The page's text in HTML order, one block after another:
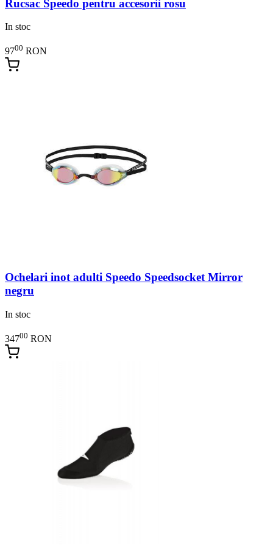
Rucsac Speedo pentru accesorii rosu
In stoc
9700 RON
Ochelari inot adulti Speedo Speedsocket Mirror
negru
In stoc
34700 RON